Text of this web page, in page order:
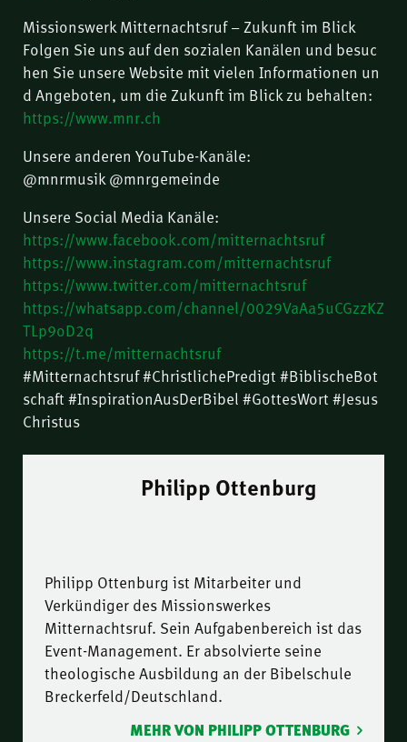
Missionswerk Mitternachtsruf – Zukunft im Blick
Folgen Sie uns auf den sozialen Kanälen und besuc
hen Sie unsere Website mit vielen Informationen un
d Angeboten, um die Zukunft im Blick zu behalten:
https://www.mnr.ch
Unsere anderen YouTube-Kanäle:
@mnrmusik @mnrgemeinde
Unsere Social Media Kanäle:
https://www.facebook.com/mitternachtsruf
https://www.instagram.com/mitternachtsruf
https://www.twitter.com/mitternachtsruf
https://whatsapp.com/channel/0029VaAa5uCGzzKZ
TLp9oD2q
https://t.me/mitternachtsruf
#Mitternachtsruf #ChristlichePredigt #BiblischeBot
schaft #InspirationAusDerBibel #GottesWort #Jesus
Christus
Philipp Ottenburg
Philipp Ottenburg ist Mitarbeiter und
Verkündiger des Missionswerkes
Mitternachtsruf. Sein Aufgabenbereich ist das
Event-Management. Er absolvierte seine
theologische Ausbildung an der Bibelschule
Breckerfeld/Deutschland.
MEHR VON PHILIPP OTTENBURG